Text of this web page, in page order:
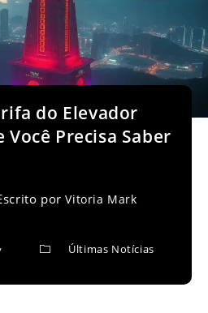
do Elevador
Você Precisa Saber
porVitoria Mark
Últimas Notícias